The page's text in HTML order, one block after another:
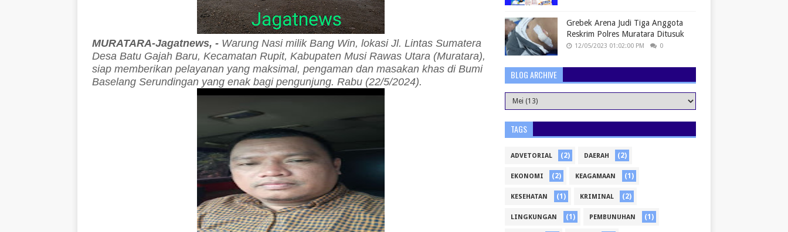
MURATARA-Jagatnews, - Warung Nasi milik Bang Win, lokasi Jl. Lintas Sumatera
Desa Batu Gajah Baru, Kecamatan Rupit, Kabupaten Musi Rawas Utara (Muratara),
siap memberikan pelayanan yang maksimal, pengaman dan masakan khas di Bumi
Baselang Serundingan yang enak bagi pengunjung. Rabu (22/5/2024).
Grebek Arena Judi Tiga Anggota
Reskrim Polres Muratara Ditusuk
12/05/2023 01:02:00 PM 0
BLOG ARCHIVE
TAGS
ADVETORIAL (2) DAERAH (2)
EKONOMI (2) KEAGAMAAN (1)
KESEHATAN (1) KRIMINAL (2)
LINGKUNGAN (1) PEMBUNUHAN (1)